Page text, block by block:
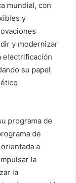
mundial, con
y
y modernizar
electrificación
su papel
programa de
de
a
la
la